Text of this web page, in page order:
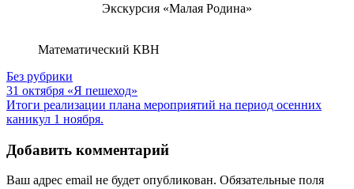
Экскурсия «Малая Родина»
Математический КВН
Без рубрики
Навигация
по
31 октября «Я пешеход»
Итоги реализации плана мероприятий на период осенних
каникул 1 ноября.
Добавить комментарий
Ваш адрес email не будет опубликован. Обязательные поля